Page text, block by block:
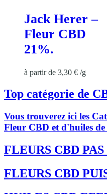
Jack Herer –
Fleur CBD
21%.
à partir de 3,30 € /g
Top catégorie de
Vous trouverez ici les
Fleur CBD et d'huiles
FLEURS CBD
FLEURS CBD